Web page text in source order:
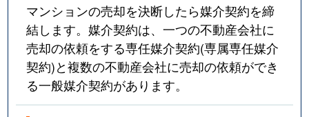
マンションの売却を決断したら媒介契約を締
結します。媒介契約は、一つの不動産会社に
売却の依頼をする専任媒介契約(専属専任媒介
契約)と複数の不動産会社に売却の依頼ができ
る一般媒介契約があります。